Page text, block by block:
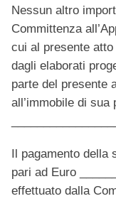
Nessun altro
Committenza
cui al presente
dagli elaborati
parte del presente
all’immobile di sua
Il pagamento della
pari ad Euro
effettuato dalla